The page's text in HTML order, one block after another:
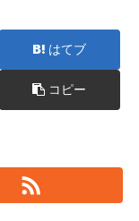
はてブ
コピー